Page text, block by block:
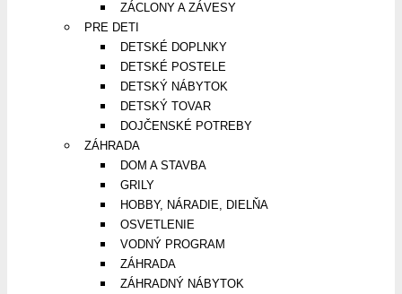
ZÁCLONY A ZÁVESY
PRE DETI
DETSKÉ DOPLNKY
DETSKÉ POSTELE
DETSKÝ NÁBYTOK
DETSKÝ TOVAR
DOJČENSKÉ POTREBY
ZÁHRADA
DOM A STAVBA
GRILY
HOBBY, NÁRADIE, DIELŇA
OSVETLENIE
VODNÝ PROGRAM
ZÁHRADA
ZÁHRADNÝ NÁBYTOK